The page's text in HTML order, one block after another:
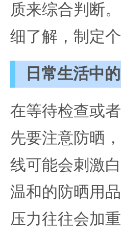
质来综合判断
细了解，制定
日常生活中
在等待检查或
先要注意防晒
线可能会刺激
温和的防晒用
压力往往会加